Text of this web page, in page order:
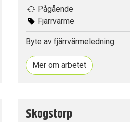
Pågående
Fjärrvärme
Byte av fjärrvärmeledning.
Mer om arbetet
Skogstorp